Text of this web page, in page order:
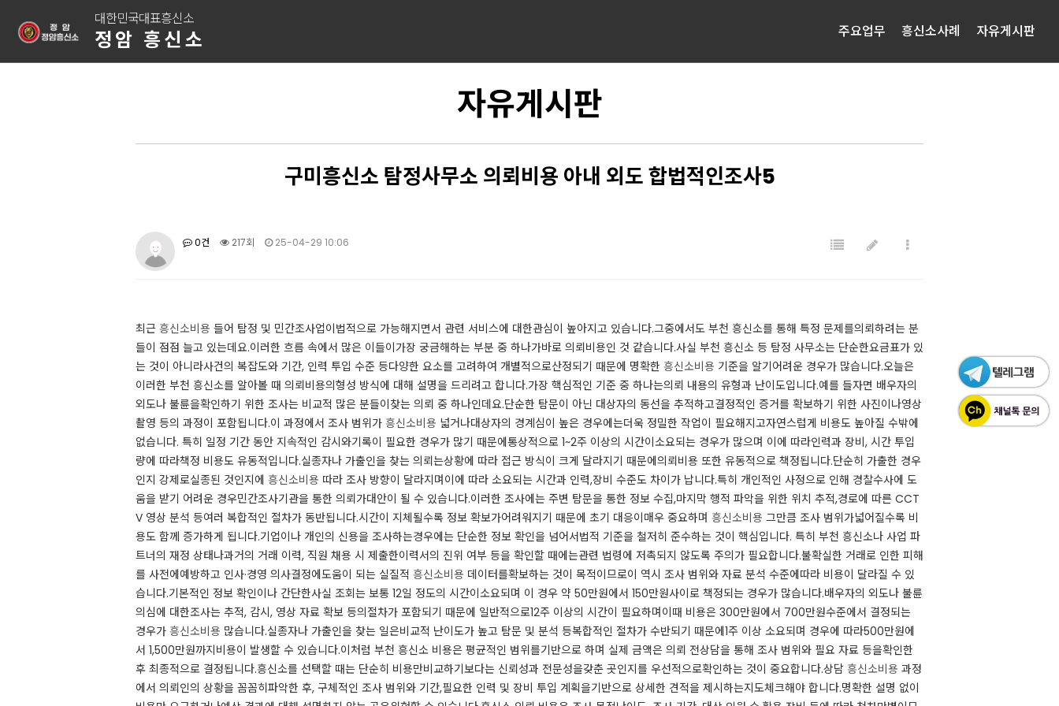
대한민국대표흥신소
정암 흥신소 주요업무 흥신소사례 자유게시판
자유게시판
구미흥신소 탐정사무소 의뢰비용 아내 외도 합법적인조사5
0건 217회 25-04-29 10:06
​최근 흥신소비용 들어 탐정 및 민간조사업이법적으로 가능해지면서 관련 서비스에 대한관심이 높아지고 있습니다.​그중에서도 부천 흥신소를 통해 특정 문제를의뢰하려는 분
들이 점점 늘고 있는데요.​​이러한 흐름 속에서 많은 이들이가장 궁금해하는 부분 중 하나가바로 의뢰비용인 것 같습니다.​​사실 부천 흥신소 등 탐정 사무소는 단순한요금표가 있
는 것이 아니라사건의 복잡도와 기간, 인력 투입 수준 등다양한 요소를 고려하여 개별적으로산정되기 때문에 명확한 흥신소비용 기준을 알기어려운 경우가 많습니다.​​오늘은
이러한 부천 흥신소를 알아볼 때 의뢰비용의형성 방식에 대해 설명을 드리려고 합니다.​​가장 핵심적인 기준 중 하나는의뢰 내용의 유형과 난이도입니다.​예를 들자면 배우자의
외도나 불륜을확인하기 위한 조사는 비교적 많은 분들이찾는 의뢰 중 하나인데요.​​단순한 탐문이 아닌 대상자의 동선을 추적하고결정적인 증거를 확보하기 위한 사진이나영상
촬영 등의 과정이 포함됩니다.​​이 과정에서 조사 범위가 흥신소비용 넓거나대상자의 경계심이 높은 경우에는더욱 정밀한 작업이 필요해지고자연스럽게 비용도 높아질 수밖에
없습니다. ​​특히 일정 기간 동안 지속적인 감시와기록이 필요한 경우가 많기 때문에통상적으로 1~2주 이상의 시간이소요되는 경우가 많으며 이에 따라인력과 장비, 시간 투입
량에 따라책정 비용도 유동적입니다.​​실종자나 가출인을 찾는 의뢰는상황에 따라 접근 방식이 크게 달라지기 때문에의뢰비용 또한 유동적으로 책정됩니다.​단순히 가출한 경우
인지 강제로실종된 것인지에 흥신소비용 따라 조사 방향이 달라지며이에 따라 소요되는 시간과 인력,장비 수준도 차이가 납니다.​​특히 개인적인 사정으로 인해 경찰수사에 도
움을 받기 어려운 경우민간조사기관을 통한 의뢰가대안이 될 수 있습니다.​이러한 조사에는 주변 탐문을 통한 정보 수집,마지막 행적 파악을 위한 위치 추적,경로에 따른 CCT
V 영상 분석 등여러 복합적인 절차가 동반됩니다.​​시간이 지체될수록 정보 확보가어려워지기 때문에 초기 대응이매우 중요하며 흥신소비용 그만큼 조사 범위가넓어질수록 비
용도 함께 증가하게 됩니다.​​기업이나 개인의 신용을 조사하는경우에는 단순한 정보 확인을 넘어서법적 기준을 철저히 준수하는 것이 핵심입니다. ​​특히 부천 흥신소나 사업 파
트너의 재정 상태나과거의 거래 이력, 직원 채용 시 제출한이력서의 진위 여부 등을 확인할 때에는관련 법령에 저촉되지 않도록 주의가 필요합니다.​불확실한 거래로 인한 피해
를 사전에예방하고 인사·경영 의사결정에도움이 되는 실질적 흥신소비용 데이터를확보하는 것이 목적이므로이 역시 조사 범위와 자료 분석 수준에따라 비용이 달라질 수 있
습니다.​​기본적인 정보 확인이나 간단한사실 조회는 보통 12일 정도의 시간이소요되며 이 경우 약 50만원에서 150만원사이로 책정되는 경우가 많습니다.​​배우자의 외도나 불륜
의심에 대한조사는 추적, 감시, 영상 자료 확보 등의절차가 포함되기 때문에 일반적으로12주 이상의 시간이 필요하며이때 비용은 300만원에서 700만원수준에서 결정되는
경우가 흥신소비용 많습니다.​​실종자나 가출인을 찾는 일은비교적 난이도가 높고 탐문 및 분석 등복합적인 절차가 수반되기 때문에1주 이상 소요되며 경우에 따라500만원에
서 1,500만원까지비용이 발생할 수 있습니다.​​이처럼 부천 흥신소 비용은 평균적인 범위를기반으로 하며 실제 금액은 의뢰 전상담을 통해 조사 범위와 필요 자료 등을확인한
후 최종적으로 결정됩니다.​​흥신소를 선택할 때는 단순히 비용만비교하기보다는 신뢰성과 전문성을갖춘 곳인지를 우선적으로확인하는 것이 중요합니다.​​상담 흥신소비용 과정
에서 의뢰인의 상황을 꼼꼼히파악한 후, 구체적인 조사 범위와 기간,필요한 인력 및 장비 투입 계획을기반으로 상세한 견적을 제시하는지도체크해야 합니다.​명확한 설명 없이